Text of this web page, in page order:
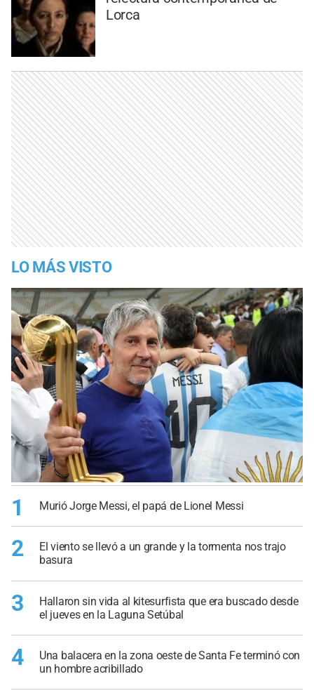
Lorca
LO MÁS VISTO
1 Murió Jorge Messi, el papá de Lionel Messi
2
El viento se llevó a un grande y la tormenta nos trajo
basura
3
Hallaron sin vida al kitesurfista que era buscado desde
el jueves en la Laguna Setúbal
4
Una balacera en la zona oeste de Santa Fe terminó con
un hombre acribillado